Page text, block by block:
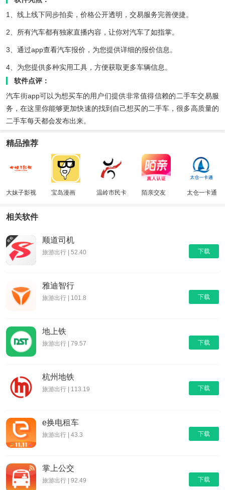
1、线上线下同步拍卖，价格公开透明，交易服务完善便捷。
2、所有汽车都有独家直播内容，让你对汽车了如指掌。
3、通过app查看汽车报价，为您提供详细的报价信息。
4、为您提供多种实用工具，方便获取更多车辆信息。
软件点评：
汽车街app可以为想买车的用户们提供非常值得信赖的二手车交易服
务，在这里你能够更加快速的找到自己想买的二手车，很多高质量的
二手车每天都会发布出来。
精品推荐
大妹子影视 宝岛漫画 温岭市民卡 陌亲交友 太仓一卡通
相关软件
下载
顺道司机
旅游出行 | 52.40
下载
雅迪智行
旅游出行 | 101.8
下载
地上铁
旅游出行 | 79.57
下载
杭州地铁
旅游出行 | 113.19
下载
e换电租车
旅游出行 | 43.3
下载
掌上公交
旅游出行 | 92.49